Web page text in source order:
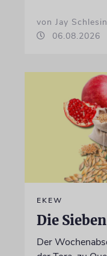
von Jay
06.08.2026
EKEW
Die
Der